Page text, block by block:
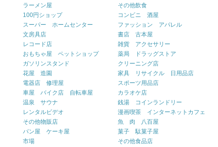
ラーメン屋
その他飲食
100円ショップ
コンビニ 酒屋
スーパー ホームセンター
ファッション アパレル
文房具店
書店 古本屋
レコード店
雑貨 アクセサリー
おもちゃ屋 ペットショップ
薬局 ドラッグストア
ガソリンスタンド
クリーニング店
花屋 造園
家具 リサイクル 日用品店
電器店 修理屋
スポーツ用品店
車屋 バイク店 自転車屋
カラオケ店
温泉 サウナ
銭湯 コインランドリー
レンタルビデオ
漫画喫茶 インターネットカフェ
その他物販店
魚 肉 八百屋
パン屋 ケーキ屋
菓子 駄菓子屋
市場
その他食品店